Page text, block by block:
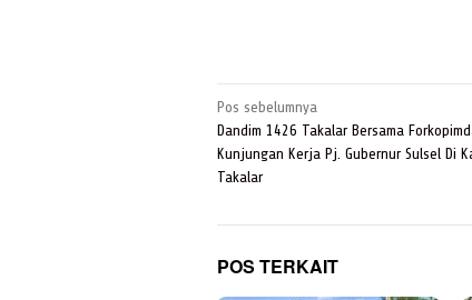
Navigasi
pos
Pos sebelumnya
Dandim 1426 Takalar Bersama
Kunjungan Kerja Pj. Gubernur Sulsel Di
Takalar
POS TERKAIT